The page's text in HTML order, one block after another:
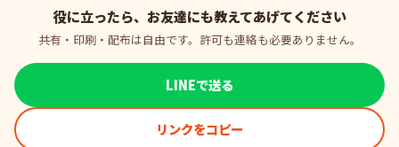
役に立ったら、お友達にも教えてあげてください
共有・印刷・配布は自由です。許可も連絡も必要ありません。
LINEで送る
リンクをコピー